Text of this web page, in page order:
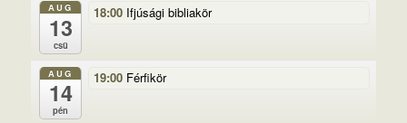
AUG
13
csü
18:00 Ifjúsági bibliakör
AUG
14
pén
19:00 Férfikör